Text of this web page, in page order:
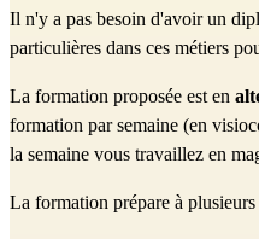
Il n'y a pas besoin d'avoir un
particulières dans ces métiers
La formation proposée est en
formation par semaine (en
la semaine vous travaillez en
La formation prépare à plusieurs